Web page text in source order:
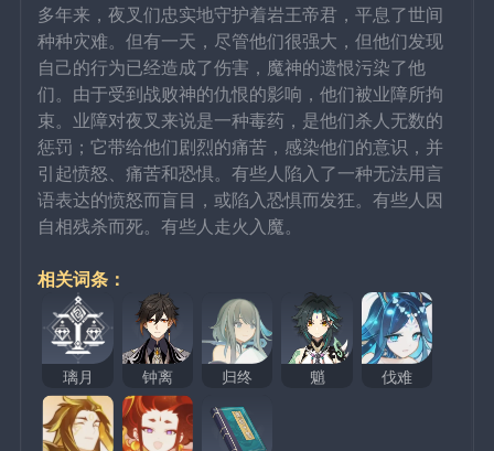
多年来，夜叉们忠实地守护着岩王帝君，平息了世间
种种灾难。但有一天，尽管他们很强大，但他们发现
自己的行为已经造成了伤害，魔神的遗恨污染了他
们。由于受到战败神的仇恨的影响，他们被业障所拘
束。业障对夜叉来说是一种毒药，是他们杀人无数的
惩罚；它带给他们剧烈的痛苦，感染他们的意识，并
引起愤怒、痛苦和恐惧。有些人陷入了一种无法用言
语表达的愤怒而盲目，或陷入恐惧而发狂。有些人因
自相残杀而死。有些人走火入魔。
相关词条：
璃月 钟离 归终 魈 伐难